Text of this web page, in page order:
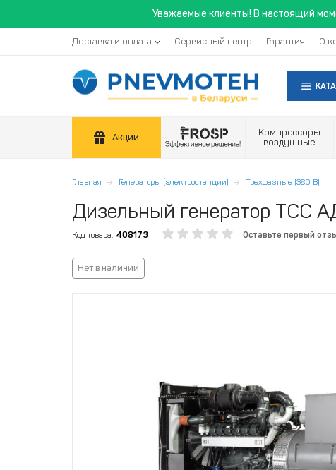
Уважаемые клиенты! В настоящий
Доставка и оплата Сервисный центр Гарантия О
Акции
Компрессоры
воздушные
Главная Генераторы (электростанции) Трехфазные (380 В)
Дизельный генератор ТСС
Код товара: 408173 Оставьте первый
Нет в наличии